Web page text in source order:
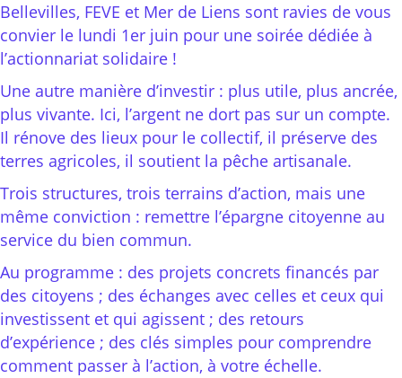
Bellevilles, FEVE et Mer de Liens sont ravies de vous
convier le lundi 1er juin pour une soirée dédiée à
l’actionnariat solidaire !
Une autre manière d’investir : plus utile, plus ancrée,
plus vivante. Ici, l’argent ne dort pas sur un compte.
Il rénove des lieux pour le collectif, il préserve des
terres agricoles, il soutient la pêche artisanale.
Trois structures, trois terrains d’action, mais une
même conviction : remettre l’épargne citoyenne au
service du bien commun.
Au programme : des projets concrets financés par
des citoyens ; des échanges avec celles et ceux qui
investissent et qui agissent ; des retours
d’expérience ; des clés simples pour comprendre
comment passer à l’action, à votre échelle.